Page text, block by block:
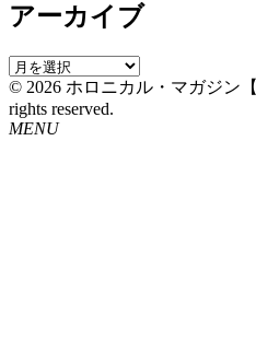
ゴ
ー
アーカイブ
ア
ー
カ
イ
© 2026 ホロニカル・マガジン
rights reserved.
MENU